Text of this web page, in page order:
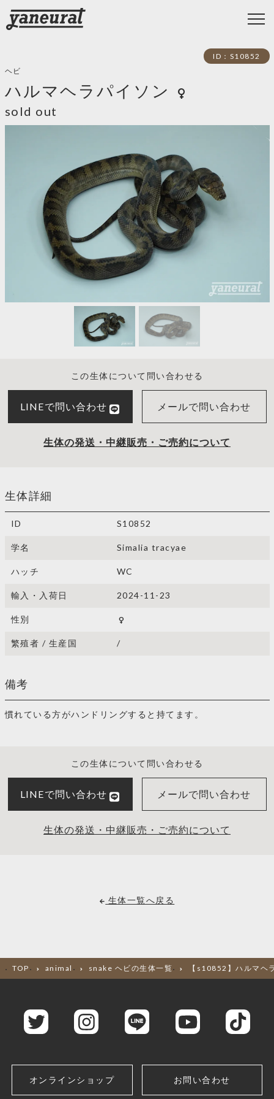
この生体について問い合わせる
LINEで問い合わせ メールで問い合わせ
生体の発送・中継販売・ご売約について
ID：S10852
ヘビ
ハルマヘラパイソン female
sold out
生体詳細
ID S10852
学名 Simalia tracyae
ハッチ WC
輸入・入荷日 2024-11-23
性別 female
繁殖者 / 生産国 /
備考
慣れている方がハンドリングすると持てます。
この生体について問い合わせる
LINEで問い合わせ メールで問い合わせ
生体の発送・中継販売・ご売約について
生体一覧へ戻る
TOP animal snake ヘビの生体一覧 【s10852】ハルマヘ
オンラインショップ お問い合わせ